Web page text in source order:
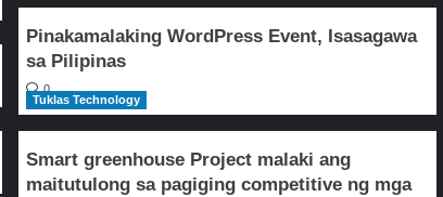
Pinakamalaking WordPress Event, Isasagawa
sa Pilipinas
0
Tuklas Technology
Smart greenhouse Project malaki ang
maitutulong sa pagiging competitive ng mga